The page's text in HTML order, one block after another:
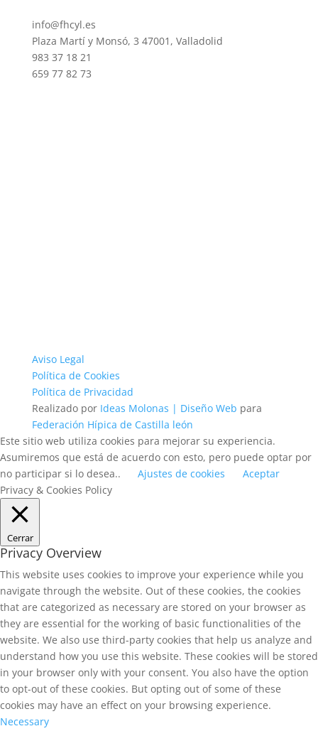
info@fhcyl.es
Plaza Martí y Monsó, 3 47001, Valladolid
983 37 18 21
659 77 82 73
Aviso Legal
Política de Cookies
Política de Privacidad
Realizado por Ideas Molonas | Diseño Web para
Federación Hípica de Castilla león
Este sitio web utiliza cookies para mejorar su experiencia.
Asumiremos que está de acuerdo con esto, pero puede optar por
no participar si lo desea..
Ajustes de cookies
Aceptar
Privacy & Cookies Policy
Cerrar
Privacy Overview
This website uses cookies to improve your experience while you
navigate through the website. Out of these cookies, the cookies
that are categorized as necessary are stored on your browser as
they are essential for the working of basic functionalities of the
website. We also use third-party cookies that help us analyze and
understand how you use this website. These cookies will be stored
in your browser only with your consent. You also have the option
to opt-out of these cookies. But opting out of some of these
cookies may have an effect on your browsing experience.
Necessary